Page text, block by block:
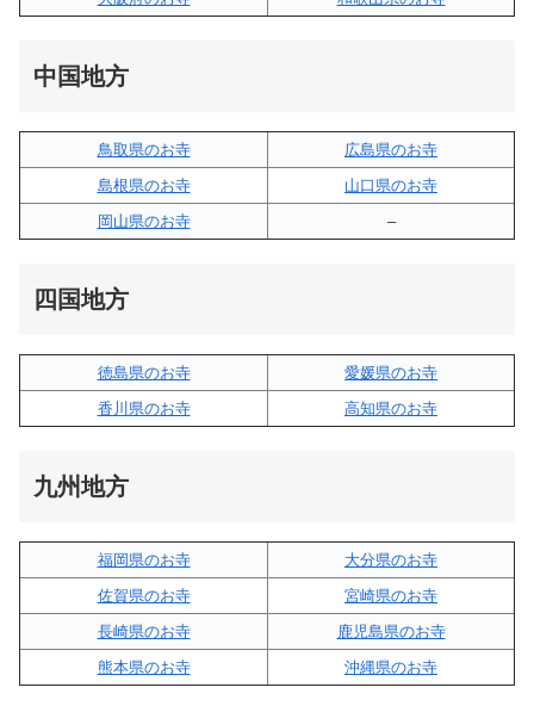
中国地方
鳥取県のお寺
広島県のお寺
島根県のお寺
山口県のお寺
岡山県のお寺
–
四国地方
徳島県のお寺
愛媛県のお寺
香川県のお寺
高知県のお寺
九州地方
福岡県のお寺
大分県のお寺
佐賀県のお寺
宮崎県のお寺
長崎県のお寺
鹿児島県のお寺
熊本県のお寺
沖縄県のお寺